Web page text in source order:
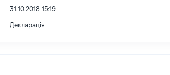
31.10.2018 15:19
Декларація